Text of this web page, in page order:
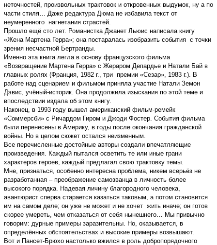
неточностей, произвольных трактовок и откровенных выдумок, ну а по
части стиля… Даже редактура Дюма не избавила текст от
неумеренного нагнетания страстей.
Прошло ещё сто лет. Романистка Джанет Льюис написала книгу
«Жена Мартена Герра»; она постаралась изобразить события с точки
зрения несчастной Бертранды.
Именно эта книга легла в основу французского фильма
«Возвращение Мартена Герра» с Жераром Депардье и Натали Бай в
главных ролях (Франция, 1982 г., три премии «Сезар», 1983 г.). В
работе над сценарием и фильмом приняла участие Натали Земон
Дэвис, учёный-историк. Она продолжила изыскания по этой теме и
впоследствии издала об этом книгу.
Наконец, в 1993 году вышел американский фильм-ремейк
«Соммерсби» с Ричардом Гиром и Джоди Фостер. События фильма
были перенесены в Америку, в годы после окончания гражданской
войны. Но в целом сюжет остался неизменным.
Все перечисленные достойные авторы создали впечатляющие
произведения. Каждый пытался осветить те или иные грани
характеров героев, каждый предлагал свою трактовку темы.
Мне, признаться, особенно интересна проблема, никем всерьёз не
разработанная – преображение самозванца в личность более
высокого порядка. Надевая личину благородного человека,
авантюрист сперва старается казаться таковым, а потом становится
им на самом деле; он уже не может и не хочет жить иначе; он готов
скорее умереть, чем отказаться от себя нынешнего… Мы привычно
говорим: дурные примеры заразительны. Но, оказывается, в
определённых обстоятельствах и высокие примеры возвышают.
Вот и Пансет-Брюхо настолько вжился в роль добропорядочного